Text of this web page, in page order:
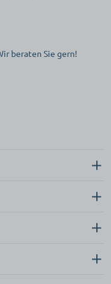
beraten Sie gern!